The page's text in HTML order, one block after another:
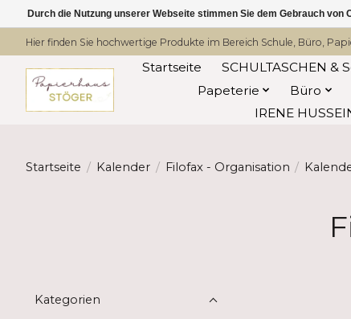
Hier finden Sie hochwertige Produkte im Bereich Schule, Büro,
Startseite SCHULTASCHEN &
Papeterie
Büro
IRENE
Startseite / Kalender / Filofax - Organisation /
Kategorien
Durch die Nutzung unserer Webseite stimmen Sie dem Gebrauch von